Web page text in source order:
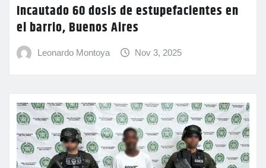
Incautado 60 dosis de estupefacientes en
el barrio, Buenos Aires
Leonardo Montoya Nov 3, 2025